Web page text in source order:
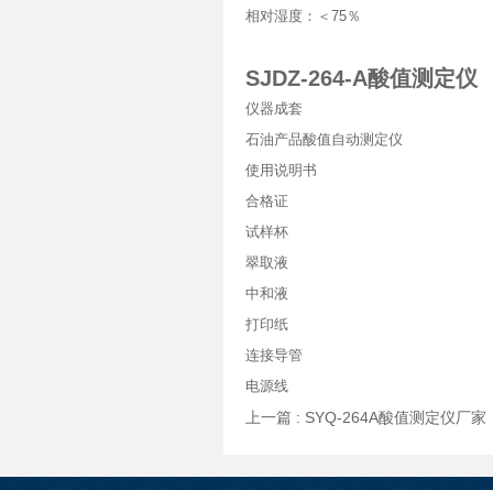
相对湿度：＜75％
SJDZ-264-A酸值测定仪
仪器成套
石油产品酸值自动测定仪
使用说明书
合格证
试样杯
翠取液
中和液
打印纸
连接导管
电源线
上一篇 : SYQ-264A酸值测定仪厂家